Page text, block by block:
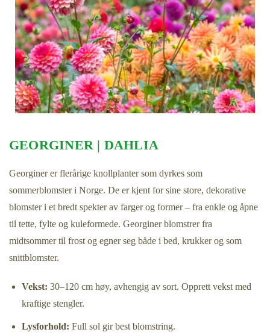
GEORGINER | DAHLIA
Georginer er flerårige knollplanter som dyrkes som
sommerblomster i Norge. De er kjent for sine store, dekorative
blomster i et bredt spekter av farger og former – fra enkle og åpne
til tette, fylte og kuleformede. Georginer blomstrer fra
midtsommer til frost og egner seg både i bed, krukker og som
snittblomster.
Vekst: 30–120 cm høy, avhengig av sort. Opprett vekst med
kraftige stengler.
Lysforhold: Full sol gir best blomstring.